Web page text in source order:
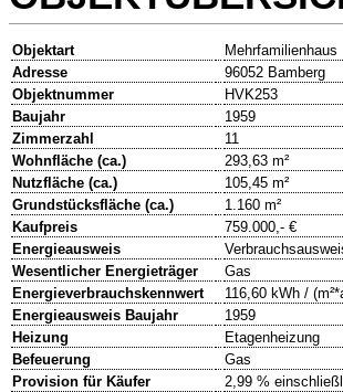
Objektart
Mehrfamilienhaus
Adresse
96052 Bamberg
Objektnummer
HVK253
Baujahr
1959
Zimmerzahl
11
Wohnfläche (ca.)
293,63 m²
Nutzfläche (ca.)
105,45 m²
Grundstücksfläche (ca.)
1.160 m²
Kaufpreis
759.000,- €
Energieausweis
Wesentlicher Energieträger
Gas
Energieverbrauchskennwert
116,60 kWh /
Energieausweis Baujahr
1959
Heizung
Etagenheizung
Befeuerung
Gas
Provision für Käufer
2,99 %